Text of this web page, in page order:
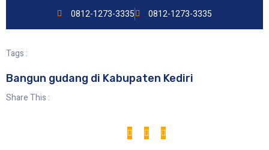
0812-1273-3335 0812-1273-3335
Tags :
Bangun gudang di Kabupaten Kediri
Share This :